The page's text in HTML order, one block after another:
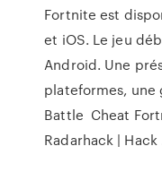
Fortnite est
et iOS. Le jeu
Android. Une
plateformes,
Battle ️ Cheat
Radarhack | Hack